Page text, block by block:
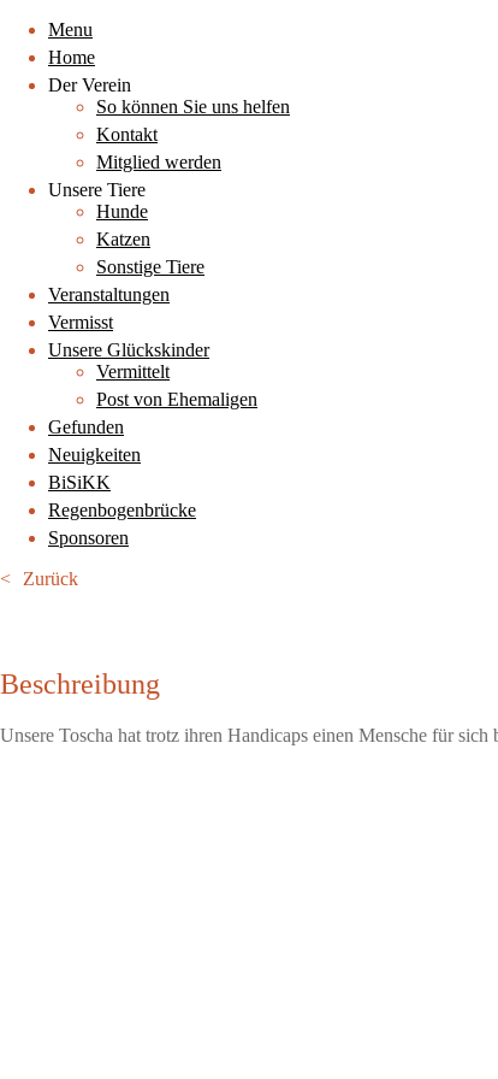
Menu
Home
Der Verein
So können Sie uns helfen
Kontakt
Mitglied werden
Unsere Tiere
Hunde
Katzen
Sonstige Tiere
Veranstaltungen
Vermisst
Unsere Glückskinder
Vermittelt
Post von Ehemaligen
Gefunden
Neuigkeiten
BiSiKK
Regenbogenbrücke
Sponsoren
Zurück
Beschreibung
Unsere Toscha hat trotz ihren Handicaps einen Mensche für